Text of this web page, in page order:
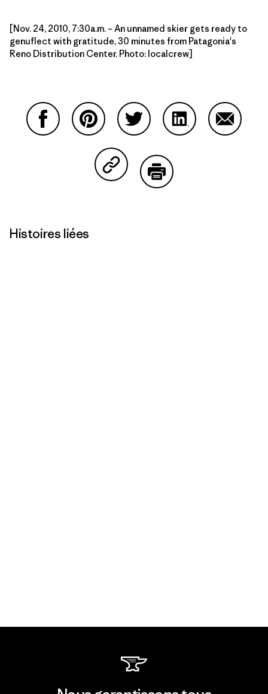
[Nov. 24, 2010, 7:30a.m. – An unnamed skier gets ready to
genuflect with gratitude, 30 minutes from Patagonia's
Reno Distribution Center. Photo: localcrew]
Partager sur Copy Link
Histoires liées